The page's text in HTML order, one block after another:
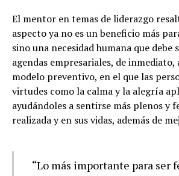
El mentor en temas de liderazgo
aspecto ya no es un beneficio más
sino una necesidad humana que debe
agendas empresariales, de inmediato,
modelo preventivo, en el que las
virtudes como la calma y la alegría
ayudándoles a sentirse más plenos y
realizada y en sus vidas, además de
“Lo más importante para ser